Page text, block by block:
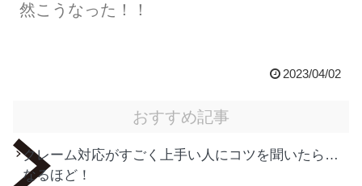
然こうなった！！
2023/04/02
おすすめ記事
クレーム対応がすごく上手い人にコツを聞いたら…
なるほど！